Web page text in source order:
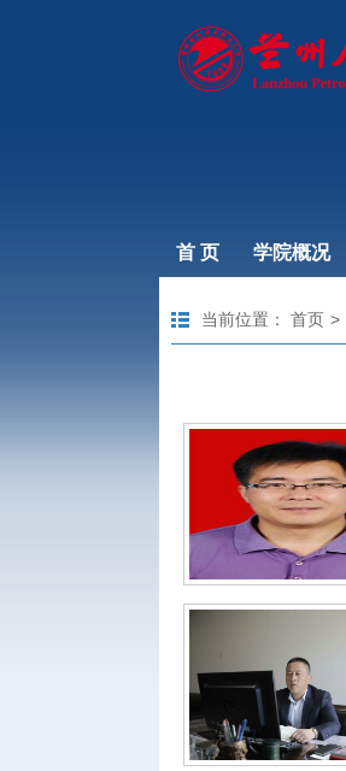
首 页 学院概况
当前位置： 首页 >